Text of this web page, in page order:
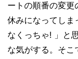
ートの順番の変更
休みになってしま
なくっちゃ! 」と
な気がする。そ